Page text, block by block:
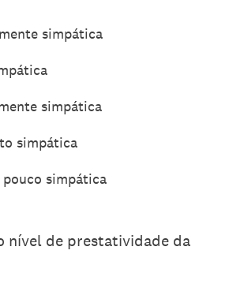
simpática
simpática
simpática
pouco simpática
nível de prestatividade da